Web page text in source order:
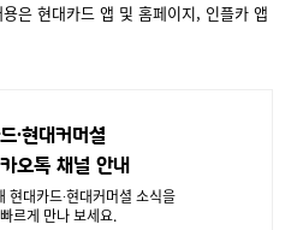
은 현대카드 앱 및 홈페이지, 인플카 앱
∙현대커머셜
오톡 채널 안내
현대카드∙현대커머셜 소식을
르게 만나 보세요.